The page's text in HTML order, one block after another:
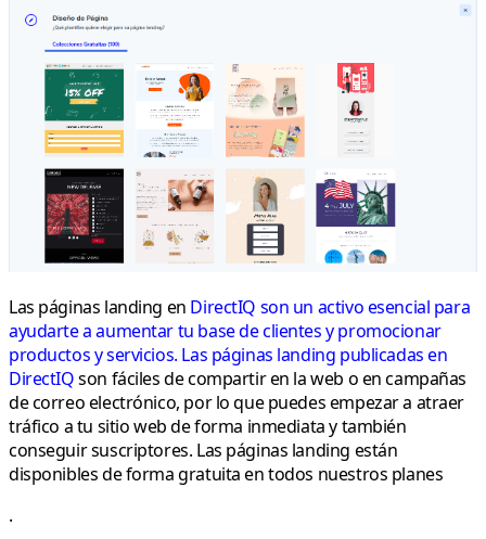
Las páginas landing en DirectIQ son un activo esencial para
ayudarte a aumentar tu base de clientes y promocionar
productos y servicios. Las páginas landing publicadas en
DirectIQson fáciles de compartir en la web o en campañas
de correo electrónico, por lo que puedes empezar a atraer
tráfico a tu sitio web de forma inmediata y también
conseguir suscriptores. Las páginas landing están
disponibles de forma gratuita en todos nuestros planes
.